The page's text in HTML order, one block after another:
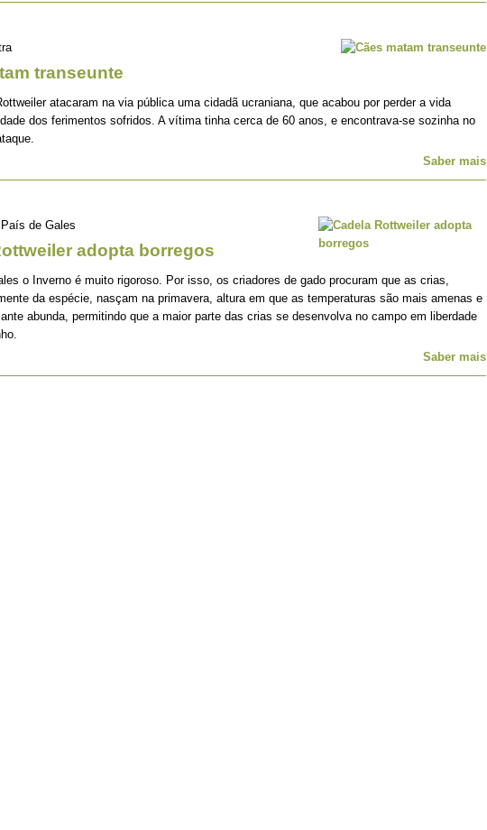
transeunte
atacaram na via pública uma cidadã ucraniana, que acabou por perder a vida
dos ferimentos sofridos. A vítima tinha cerca de 60 anos, e encontrava-se sozinha no
Saber mais
de Gales
adopta borregos
o Inverno é muito rigoroso. Por isso, os criadores de gado procuram que as crias,
da espécie, nasçam na primavera, altura em que as temperaturas são mais amenas e
abunda, permitindo que a maior parte das crias se desenvolva no campo em liberdade
Saber mais